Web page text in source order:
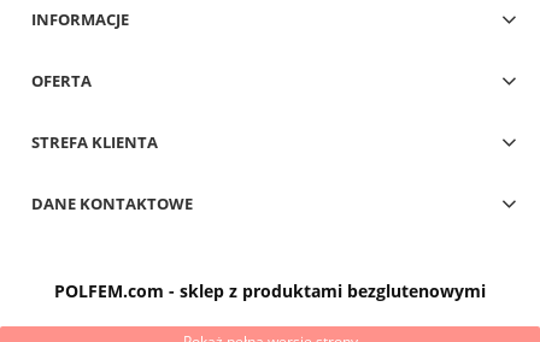
INFORMACJE
OFERTA
STREFA KLIENTA
DANE KONTAKTOWE
POLFEM.com - sklep z produktami bezglutenowymi